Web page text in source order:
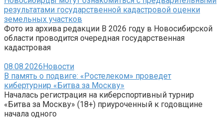
результатами государственной кадастровой оценки
земельных участков
Фото из архива редакции В 2026 году в Новосибирской
области проводится очередная государственная
кадастровая
08.08.2026Новости
В память о подвиге: «Ростелеком» проведет
кибертурнир «Битва за Москву»
Началась регистрация на киберспортивный турнир
«Битва за Москву» (18+) приуроченный к годовщине
начала одного